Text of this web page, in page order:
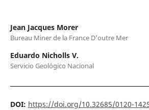
Jean Jacques Morer
Bureau Miner de la France D'outre Mer
Eduardo Nicholls V.
Servicio Geológico Nacional
DOI: https://doi.org/10.32685/0120-